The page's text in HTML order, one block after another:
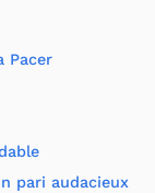
Pacer
pari audacieux